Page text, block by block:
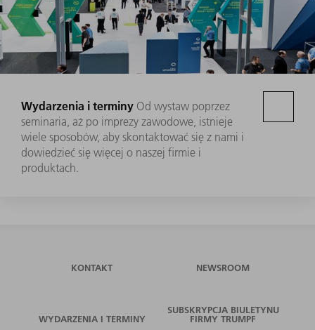
Wydarzenia i terminy Od wystaw poprzez
seminaria, aż po imprezy zawodowe, istnieje
wiele sposobów, aby skontaktować się z nami i
dowiedzieć się więcej o naszej firmie i
produktach.
KONTAKT NEWSROOM
WYDARZENIA I TERMINY
SUBSKRYPCJA BIULETYNU
FIRMY TRUMPF